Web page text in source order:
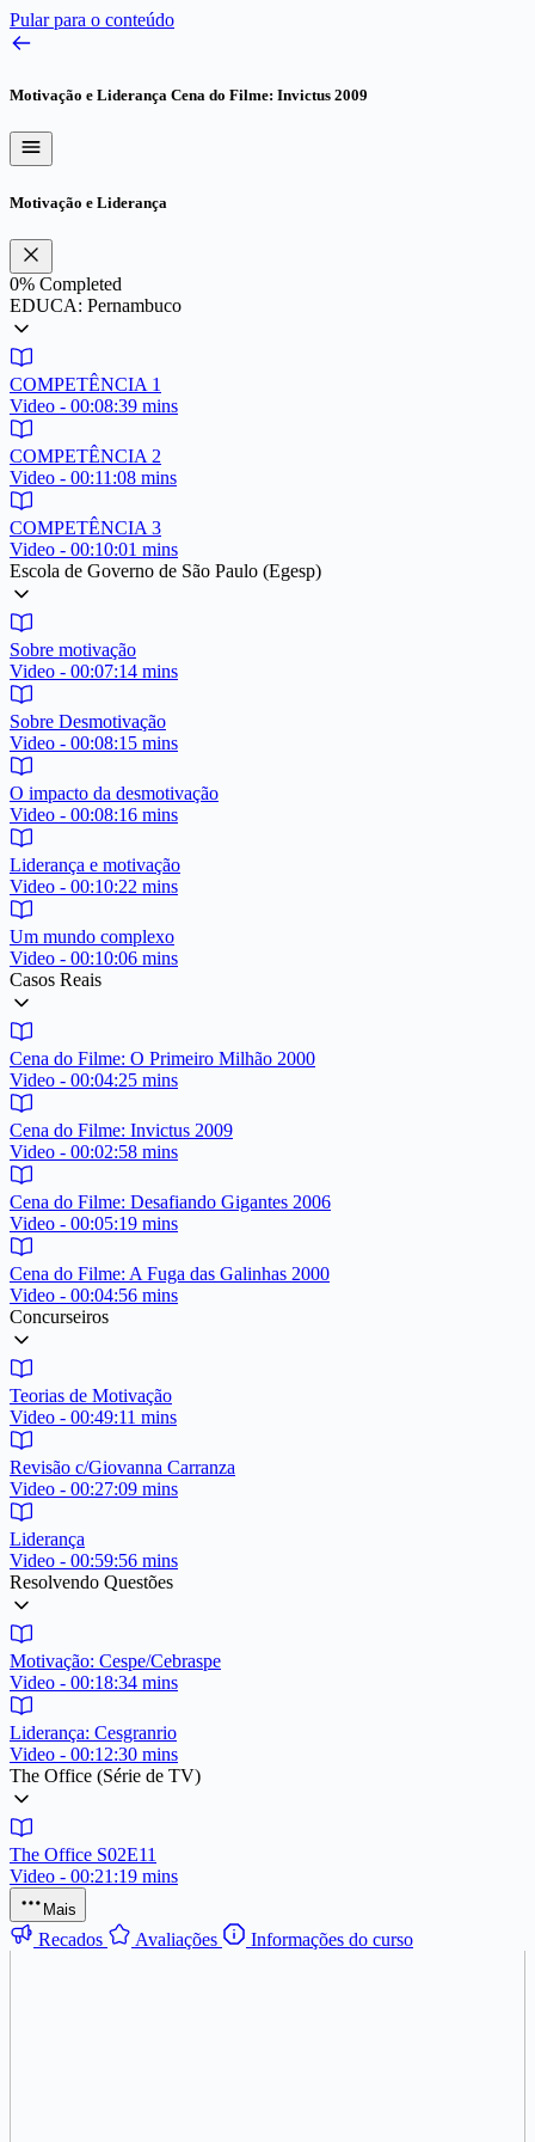
Pular para o conteúdo
Motivação e Liderança Cena do Filme: Invictus 2009
Motivação e Liderança
0% Completed
EDUCA: Pernambuco
COMPETÊNCIA 1
Video - 00:08:39 mins
COMPETÊNCIA 2
Video - 00:11:08 mins
COMPETÊNCIA 3
Video - 00:10:01 mins
Escola de Governo de São Paulo (Egesp)
Sobre motivação
Video - 00:07:14 mins
Sobre Desmotivação
Video - 00:08:15 mins
O impacto da desmotivação
Video - 00:08:16 mins
Liderança e motivação
Video - 00:10:22 mins
Um mundo complexo
Video - 00:10:06 mins
Casos Reais
Cena do Filme: O Primeiro Milhão 2000
Video - 00:04:25 mins
Cena do Filme: Invictus 2009
Video - 00:02:58 mins
Cena do Filme: Desafiando Gigantes 2006
Video - 00:05:19 mins
Cena do Filme: A Fuga das Galinhas 2000
Video - 00:04:56 mins
Concurseiros
Teorias de Motivação
Video - 00:49:11 mins
Revisão c/Giovanna Carranza
Video - 00:27:09 mins
Liderança
Video - 00:59:56 mins
Resolvendo Questões
Motivação: Cespe/Cebraspe
Video - 00:18:34 mins
Liderança: Cesgranrio
Video - 00:12:30 mins
The Office (Série de TV)
The Office S02E11
Video - 00:21:19 mins
Mais
Recados Avaliações Informações do curso